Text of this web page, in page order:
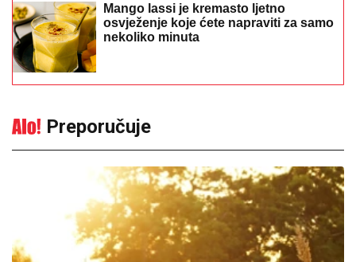
Mango lassi je kremasto ljetno
osvježenje koje ćete napraviti za samo
nekoliko minuta
Preporučuje